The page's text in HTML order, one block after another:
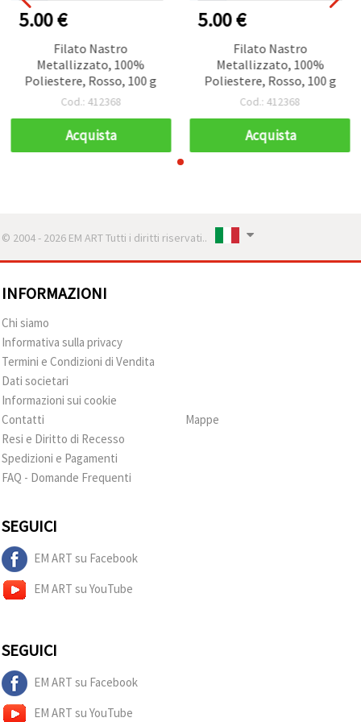
5.00 €
Filato Nastro
Metallizzato, 100%
Poliestere, Rosso, 100 g
Cod.: 412368
Acquista
5.00 €
Filato Nastro
Metallizzato, 100%
Poliestere, Rosso, 100 g
Cod.: 412368
Acquista
© 2004 - 2026 EM ART Tutti i diritti riservati..
INFORMAZIONI
Chi siamo
Informativa sulla privacy
Termini e Condizioni di Vendita
Dati societari
Informazioni sui cookie
Contatti
Resi e Diritto di Recesso
Spedizioni e Pagamenti
FAQ - Domande Frequenti
Mappe
SEGUICI
EM ART su Facebook
EM ART su YouTube
SEGUICI
EM ART su Facebook
EM ART su YouTube